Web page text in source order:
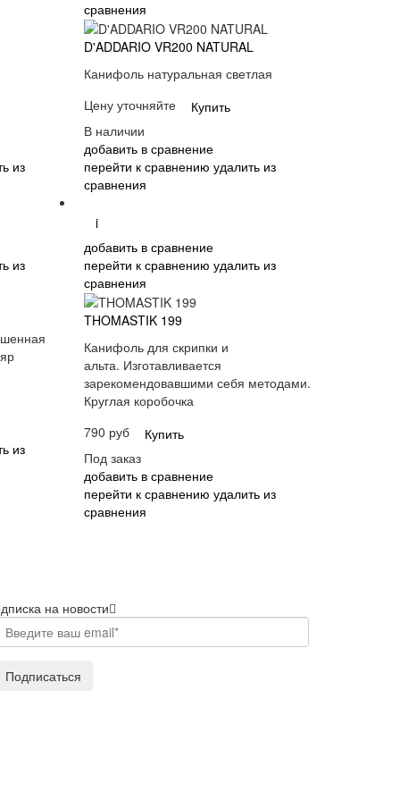
из
сравнения
D'ADDARIO VR200 NATURAL
Канифоль натуральная светлая
Цену уточняйте
Купить
В наличии
добавить в сравнение
перейти к сравнению удалить из
сравнения
из
из
i
добавить в сравнение
перейти к сравнению удалить из
сравнения
THOMASTIK 199
Канифоль для скрипки и
альта. Изготавливается
зарекомендовавшими себя методами.
Круглая коробочка
790 руб
Купить
Под заказ
добавить в сравнение
перейти к сравнению удалить из
сравнения
на новости
Подписаться